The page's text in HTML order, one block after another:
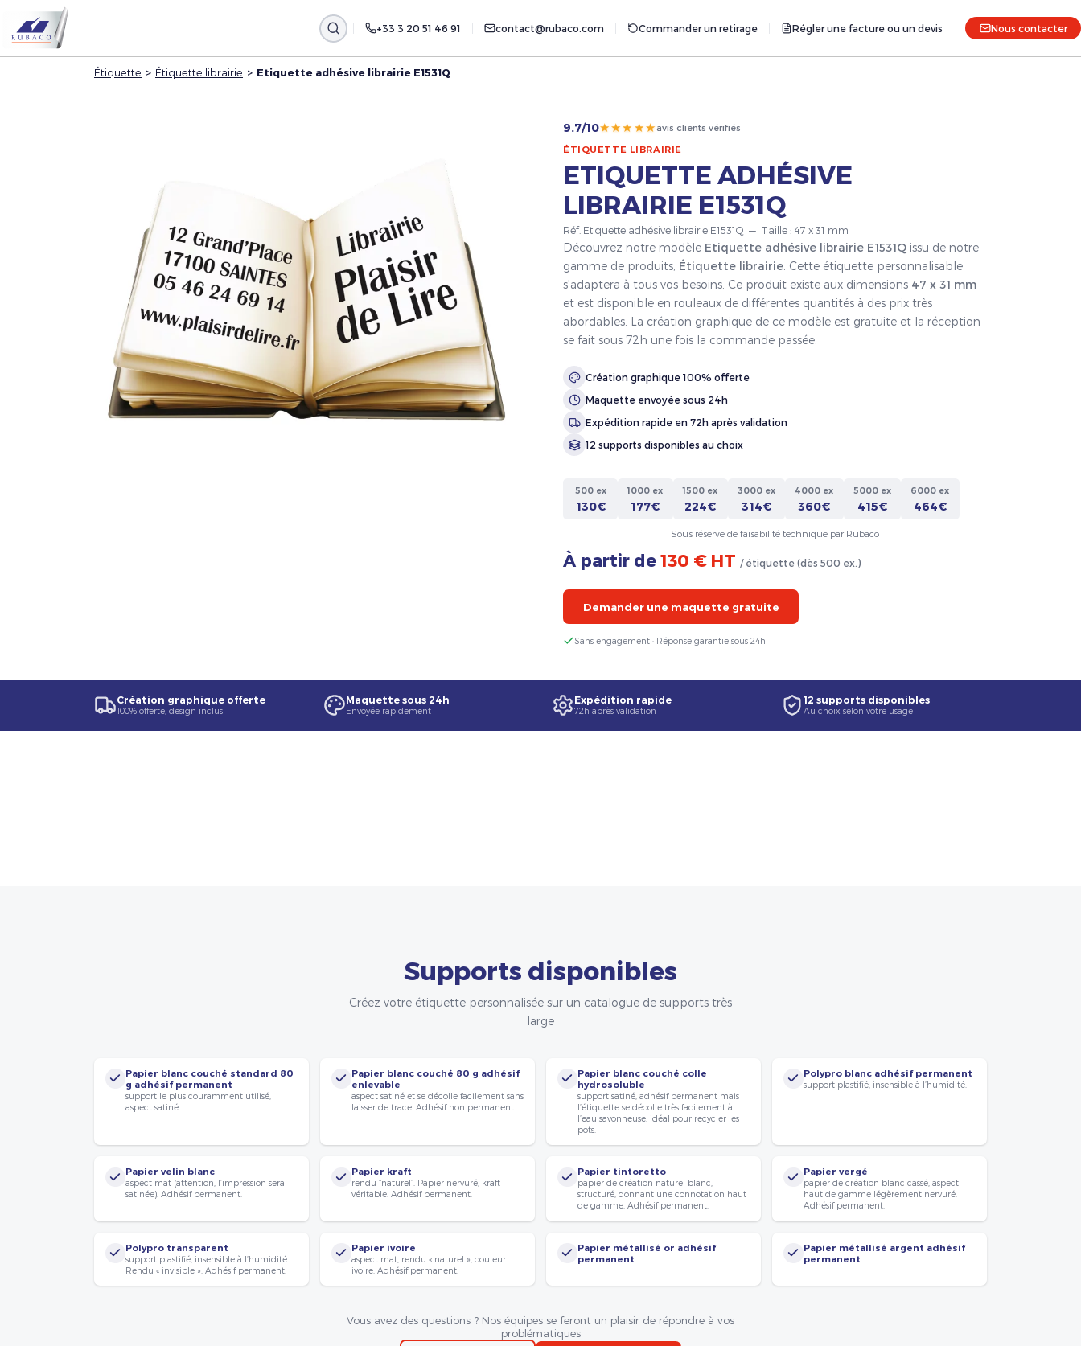
+33 3 20 51 46 91 contact@rubaco.com Commander un retirage Régler une facture ou un devis Nous contacter
Étiquette > Étiquette librairie > Etiquette adhésive librairie E1531Q
9.7/10★★★★★avis clients vérifiés
ÉTIQUETTE LIBRAIRIE
ETIQUETTE ADHÉSIVE
LIBRAIRIE E1531Q
Réf. Etiquette adhésive librairie E1531Q — Taille : 47 x 31 mm
Découvrez notre modèle Etiquette adhésive librairie E1531Q issu de notre
gamme de produits, Étiquette librairie . Cette étiquette personnalisable
s'adaptera à tous vos besoins. Ce produit existe aux dimensions 47 x 31 mm
et est disponible en rouleaux de différentes quantités à des prix très
abordables. La création graphique de ce modèle est gratuite et la réception
se fait sous 72h une fois la commande passée.
Création graphique 100% offerte
Maquette envoyée sous 24h
Expédition rapide en 72h après validation
12 supports disponibles au choix
500 ex
130€
1000 ex
177€
1500 ex
224€
3000 ex
314€
4000 ex
360€
5000 ex
415€
6000 ex
464€
Sous réserve de faisabilité technique par Rubaco
À partir de 130 € HT / étiquette (dès 500 ex.)
Demander une maquette gratuite
Sans engagement · Réponse garantie sous 24h
Création graphique offerte
100% offerte, design inclus
Maquette sous 24h
Envoyée rapidement
Expédition rapide
72h après validation
12 supports disponibles
Au choix selon votre usage
Supports disponibles
Créez votre étiquette personnalisée sur un catalogue de supports très
large
Papier blanc couché standard 80
g adhésif permanent
support le plus couramment utilisé,
aspect satiné.
Papier blanc couché 80 g adhésif
enlevable
aspect satiné et se décolle facilement sans
laisser de trace. Adhésif non permanent.
Papier blanc couché colle
hydrosoluble
support satiné, adhésif permanent mais
l’étiquette se décolle très facilement à
l’eau savonneuse, idéal pour recycler les
pots.
Polypro blanc adhésif permanent
support plastifié, insensible à l’humidité.
Papier velin blanc
aspect mat (attention, l’impression sera
satinée). Adhésif permanent.
Papier kraft
rendu “naturel”. Papier nervuré, kraft
véritable. Adhésif permanent.
Papier tintoretto
papier de création naturel blanc,
structuré, donnant une connotation haut
de gamme. Adhésif permanent.
Papier vergé
papier de création blanc cassé, aspect
haut de gamme légèrement nervuré.
Adhésif permanent.
Polypro transparent
support plastifié, insensible à l’humidité.
Rendu « invisible ». Adhésif permanent.
Papier ivoire
aspect mat, rendu « naturel », couleur
ivoire. Adhésif permanent.
Papier métallisé or adhésif
permanent
Papier métallisé argent adhésif
permanent
Vous avez des questions ? Nos équipes se feront un plaisir de répondre à vos
problématiques